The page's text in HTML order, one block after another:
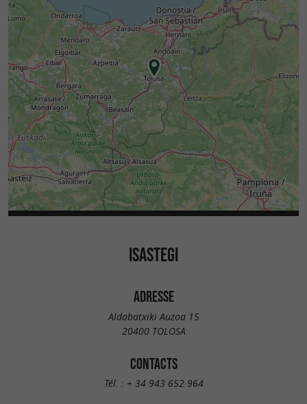
ISASTEGI
ADRESSE
Aldabatxiki Auzoa 15
20400 TOLOSA
CONTACTS
Tél. : + 34 943 652 964